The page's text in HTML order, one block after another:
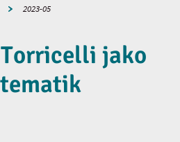
2023-05
jako